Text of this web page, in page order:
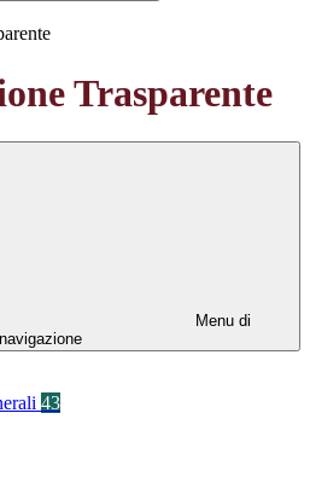
Trasparente
Menu di
navigazione
43